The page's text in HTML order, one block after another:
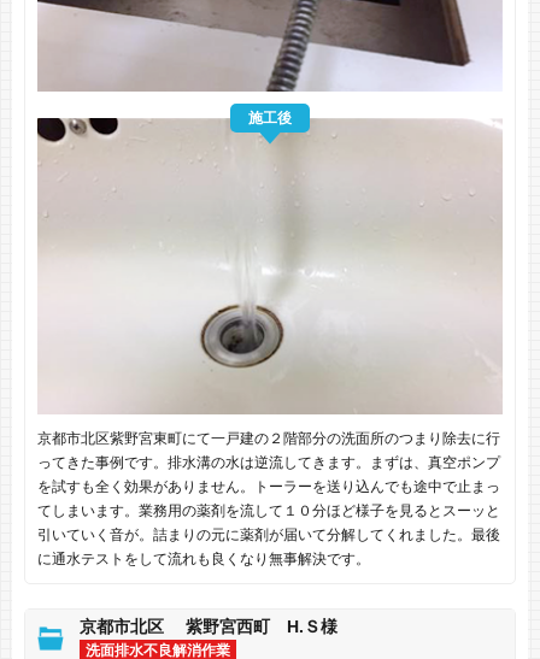
施工後
京都市北区紫野宮東町にて一戸建の２階部分の洗面所のつまり除去に行
ってきた事例です。排水溝の水は逆流してきます。まずは、真空ポンプ
を試すも全く効果がありません。トーラーを送り込んでも途中で止まっ
てしまいます。業務用の薬剤を流して１０分ほど様子を見るとスーッと
引いていく音が。詰まりの元に薬剤が届いて分解してくれました。最後
に通水テストをして流れも良くなり無事解決です。
京都市北区 紫野宮西町 H.Ｓ様
洗面排水不良解消作業